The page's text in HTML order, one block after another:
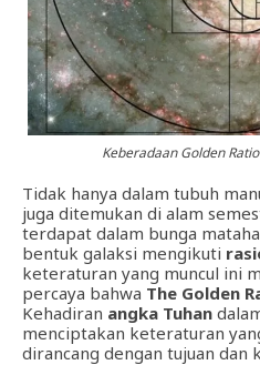
Keberadaan Golden
Tidak hanya dalam tubuh
juga ditemukan di alam
terdapat dalam bunga
bentuk galaksi mengikuti
keteraturan yang muncul ini
percaya bahwa The Golden
Kehadiran angka Tuhan
menciptakan keteraturan
dirancang dengan tujuan dan